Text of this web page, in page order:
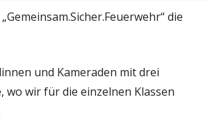
die
und Kameraden mit drei
wo wir für die einzelnen Klassen